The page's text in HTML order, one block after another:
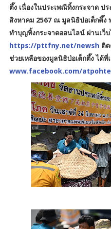
ตึ๊ง เนื่องในประเพณีทิ้งกระจาด ป
สิงหาคม 2567 ณ มูลนิธิป่อเต็กตึ๊ง
ทำบุญทิ้งกระจาดออนไลน์ ผ่านเว็
https://pttfny.net/newshติด
ช่วยเหลือของมูลนิธิป่อเต็กตึ๊ง ได้
www.facebook.com/